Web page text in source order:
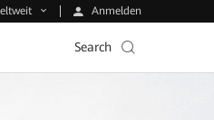
Anmelden
Search